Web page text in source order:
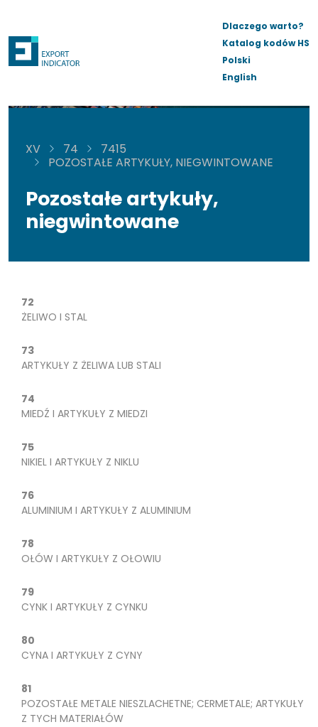
Dlaczego warto?
Katalog kodów HS
Polski
English
XV 74
7415
POZOSTAŁE ARTYKUŁY, NIEGWINTOWANE
Pozostałe artykuły,
niegwintowane
72
ŻELIWO I STAL
73
ARTYKUŁY Z ŻELIWA LUB STALI
74
MIEDŹ I ARTYKUŁY Z MIEDZI
75
NIKIEL I ARTYKUŁY Z NIKLU
76
ALUMINIUM I ARTYKUŁY Z ALUMINIUM
78
OŁÓW I ARTYKUŁY Z OŁOWIU
79
CYNK I ARTYKUŁY Z CYNKU
80
CYNA I ARTYKUŁY Z CYNY
81
POZOSTAŁE METALE NIESZLACHETNE; CERMETALE; ARTYKUŁY
Z TYCH MATERIAŁÓW